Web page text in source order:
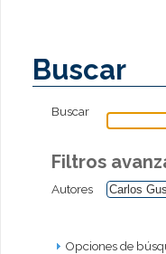
Buscar
Buscar
Filtros
Autores
Opciones de